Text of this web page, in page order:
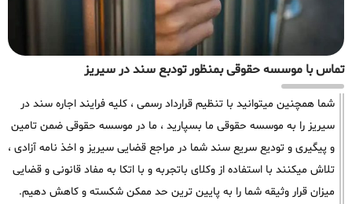
تماس با موسسه حقوقی بمنظور تودبع سند در سیریز
شما همچنین میتوانید با تنظیم قرارداد رسمی ، کلیه فرایند اجاره سند در
سیریز را به موسسه حقوقی ما بسپارید ، ما در موسسه حقوقی ضمن تامین
و پیگیری و تودیع سریع سند شما در مراجع قضایی سیریز و اخذ نامه آزادی ،
تلاش میکنند با استفاده از وکلای باتجربه و با اتکا به مفاد قانونی و قضایی
میزان قرار وثیقه شما را به پایین ترین حد ممکن شکسته و کاهش دهیم.